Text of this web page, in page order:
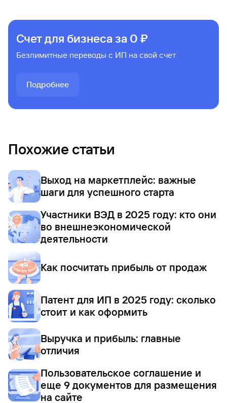
Счет для бизнеса за 0 ₽
Безлимитные переводы с ИП на свой счет
Подробнее
Похожие статьи
Выход на маркетплейс: важные
шаги для успешного старта
Участники ВЭД в 2025 году: кто они
во внешнеэкономической
деятельности
Как посчитать прибыль от продаж
Патент для ИП в 2025 году: сколько
стоит и как оформить
Выручка и прибыль: главные
отличия
Пользовательское соглашение и
еще 9 документов для размещения
на сайте